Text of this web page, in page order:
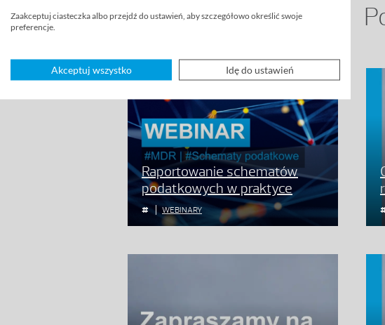
Raportowanie schematów
podatkowych w praktyce
WEBINARY
Zaakceptuj ciasteczka albo przejdź do ustawień, aby szczegółowo określić swoje
preferencje.
Akceptuj wszystko Idę do ustawień